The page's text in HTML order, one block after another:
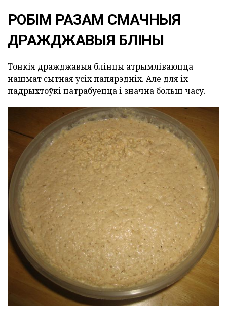
РОБІМ РАЗАМ СМАЧНЫЯ
ДРАЖДЖАВЫЯ БЛІНЫ
Тонкія дражджавыя блінцы атрымліваюцца
нашмат сытная усіх папярэдніх. Але для іх
падрыхтоўкі патрабуецца і значна больш часу.